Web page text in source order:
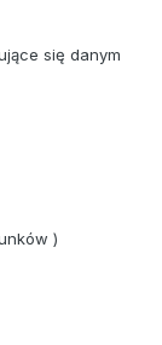
się danym
)